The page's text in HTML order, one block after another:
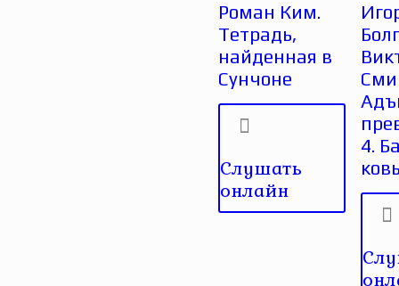
Роман Ким.
Тетрадь,
найденная в
Сунчоне
Слушать
онлайн
4.